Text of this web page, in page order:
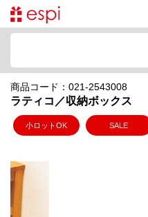
商品コード：021-2543008
ラティコ／収納ボックス
小ロットOK SALE
新規会員登録
ご利用ガイド
価格帯別